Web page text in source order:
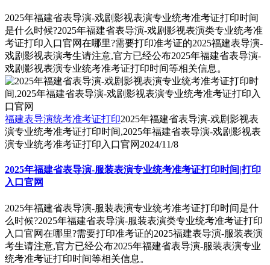
2025年福建省表导演-戏剧影视表演专业统考准考证打印时间
是什么时候?2025年福建省表导演-戏剧影视表演类专业统考准
考证打印入口官网在哪里?需要打印准考证的2025福建表导演-
戏剧影视表演考生请注意,官方已经公布2025年福建省表导演-
戏剧影视表演专业统考准考证打印时间等相关信息。
福建表导演统考准考证打印2025年福建省表导演-戏剧影视表
演专业统考准考证打印时间,2025年福建省表导演-戏剧影视表
演专业统考准考证打印入口官网 2024/11/8
2025年福建省表导演-服装表演专业统考准考证打印时间|打印
入口官网
2025年福建省表导演-服装表演专业统考准考证打印时间是什
么时候?2025年福建省表导演-服装表演类专业统考准考证打印
入口官网在哪里?需要打印准考证的2025福建表导演-服装表演
考生请注意,官方已经公布2025年福建省表导演-服装表演专业
统考准考证打印时间等相关信息。